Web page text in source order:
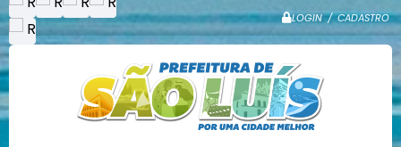
LOGIN / CADASTRO